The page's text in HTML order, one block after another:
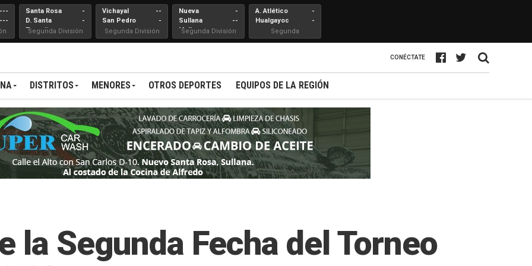
---
---
Santa Rosa
D. Santa
Teresita
-
-
Segunda División
Vichayal
San Pedro
--
-
Segunda División
Nueva
Sullana
Mallares
-
--
Segunda División
A. Atlético
Hualgayoc
-
-
Segunda
Profesional
CONÉCTATE
DISTRITOS MENORES OTROS DEPORTES EQUIPOS DE LA REGIÓN
la Segunda Fecha del Torneo